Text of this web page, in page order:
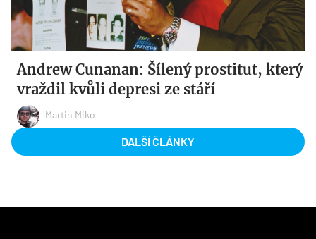
Andrew Cunanan: Šílený prostitut, který
vraždil kvůli depresi ze stáří
Martin Miko
DALŠÍ ČLÁNKY